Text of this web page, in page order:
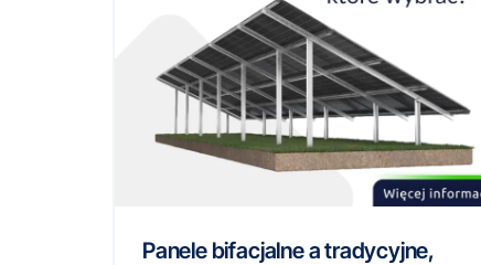
Panele bifacjalne a tradycyjne,